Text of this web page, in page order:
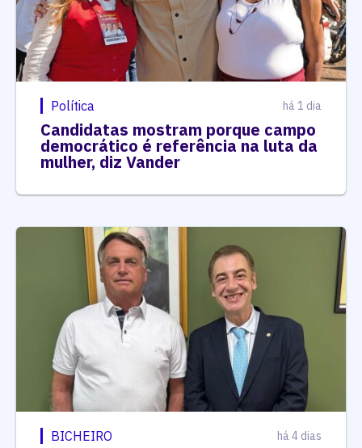
Política há 1 dia
Candidatas mostram porque campo
democrático é referência na luta da
mulher, diz Vander
BICHEIRO há 4 dias